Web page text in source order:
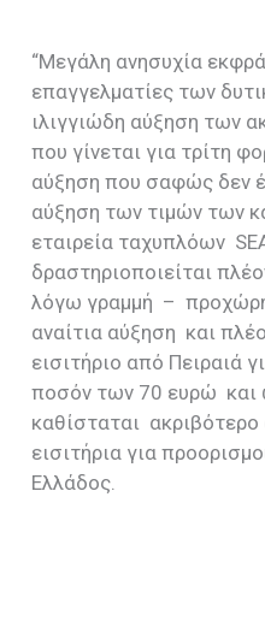
“Μεγάλη ανησυχία
επαγγελματίες των
ιλιγγιώδη αύξηση των
που γίνεται για τρίτη
αύξηση που σαφώς δεν
αύξηση των τιμών των
εταιρεία ταχυπλόων
δραστηριοποιείται
λόγω γραμμή –
αναίτια αύξηση και
εισιτήριο από Πειραιά
ποσόν των 70 ευρώ και
καθίσταται
εισιτήρια για
Ελλάδος.